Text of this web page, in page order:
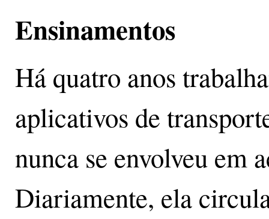
Ensinamentos
Há quatro anos
aplicativos de
nunca se envolveu em
Diariamente, ela